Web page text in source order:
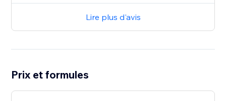
Lire plus d'avis
Prix et formules